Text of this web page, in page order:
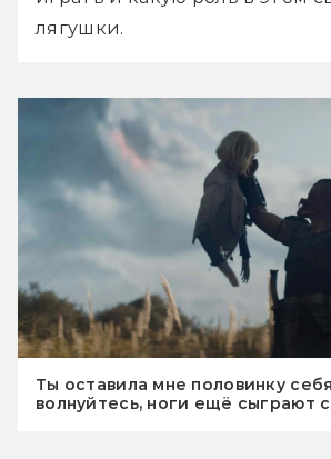
лягушки.
Ты оставила мне половинку
волнуйтесь, ноги ещё сыграют